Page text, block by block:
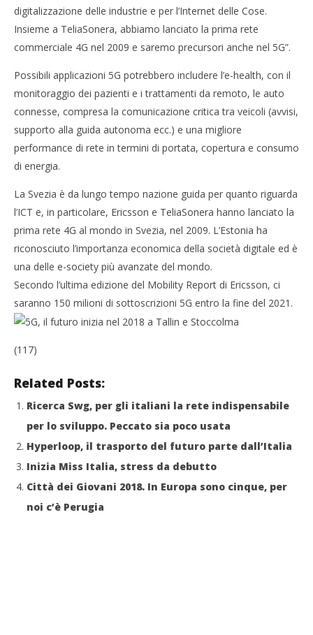
digitalizzazione delle industrie e per l’Internet delle Cose.
Insieme a TeliaSonera, abbiamo lanciato la prima rete
commerciale 4G nel 2009 e saremo precursori anche nel 5G”.
Possibili applicazioni 5G potrebbero includere l’e-health, con il
monitoraggio dei pazienti e i trattamenti da remoto, le auto
connesse, compresa la comunicazione critica tra veicoli (avvisi,
supporto alla guida autonoma ecc.) e una migliore
performance di rete in termini di portata, copertura e consumo
di energia.
La Svezia è da lungo tempo nazione guida per quanto riguarda
l’ICT e, in particolare, Ericsson e TeliaSonera hanno lanciato la
prima rete 4G al mondo in Svezia, nel 2009. L’Estonia ha
riconosciuto l’importanza economica della società digitale ed è
una delle e-society più avanzate del mondo.
Secondo l’ultima edizione del Mobility Report di Ericsson, ci
saranno 150 milioni di sottoscrizioni 5G entro la fine del 2021.
(117)
Related Posts:
Ricerca Swg, per gli italiani la rete indispensabile
per lo sviluppo. Peccato sia poco usata
Hyperloop, il trasporto del futuro parte dall’Italia
Inizia Miss Italia, stress da debutto
Città dei Giovani 2018. In Europa sono cinque, per
noi c’è Perugia